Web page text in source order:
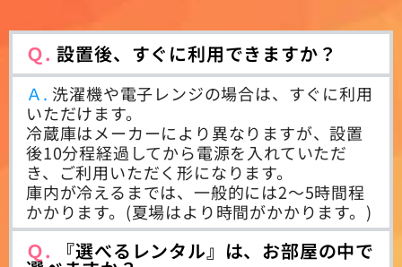
Ｑ. 設置後、すぐに利用できますか？
Ａ. 洗濯機や電子レンジの場合は、すぐに利用
いただけます。
冷蔵庫はメーカーにより異なりますが、設置
後10分程経過してから電源を入れていただ
き、ご利用いただく形になります。
庫内が冷えるまでは、一般的には2〜5時間程
かかります。(夏場はより時間がかかります。)
Ｑ. 『選べるレンタル』は、お部屋の中で